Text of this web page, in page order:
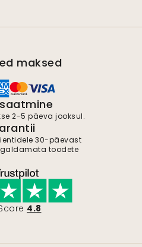
maksed
2-5 päeva jooksul.
30-päevast
toodete
4.8